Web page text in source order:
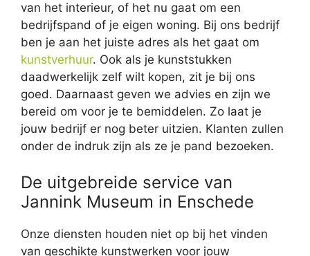
van het interieur, of het nu gaat om een
bedrijfspand of je eigen woning. Bij ons bedrijf
ben je aan het juiste adres als het gaat om
kunstverhuur. Ook als je kunststukken
daadwerkelijk zelf wilt kopen, zit je bij ons
goed. Daarnaast geven we advies en zijn we
bereid om voor je te bemiddelen. Zo laat je
jouw bedrijf er nog beter uitzien. Klanten zullen
onder de indruk zijn als ze je pand bezoeken.
De uitgebreide service van
Jannink Museum in Enschede
Onze diensten houden niet op bij het vinden
van geschikte kunstwerken voor jouw